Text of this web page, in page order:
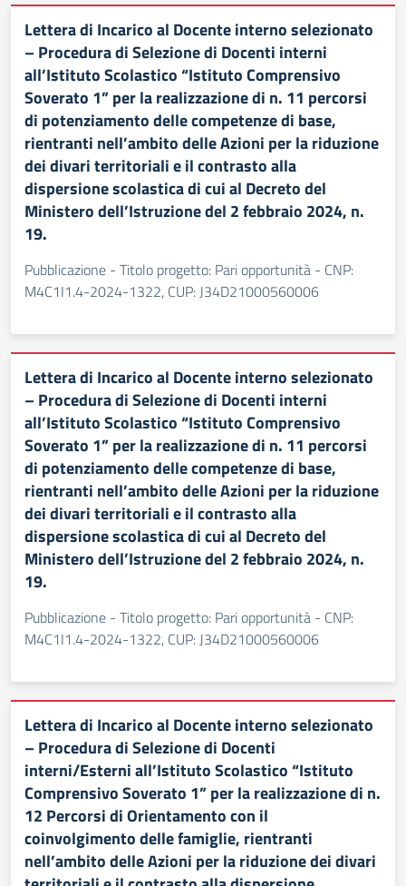
Lettera di Incarico al Docente interno selezionato
– Procedura di Selezione di Docenti interni
all’Istituto Scolastico “Istituto Comprensivo
Soverato 1” per la realizzazione di n. 11 percorsi
di potenziamento delle competenze di base,
rientranti nell’ambito delle Azioni per la riduzione
dei divari territoriali e il contrasto alla
dispersione scolastica di cui al Decreto del
Ministero dell’Istruzione del 2 febbraio 2024, n.
19.
Pubblicazione - Titolo progetto: Pari opportunità - CNP:
M4C1I1.4-2024-1322, CUP: J34D21000560006
Lettera di Incarico al Docente interno selezionato
– Procedura di Selezione di Docenti interni
all’Istituto Scolastico “Istituto Comprensivo
Soverato 1” per la realizzazione di n. 11 percorsi
di potenziamento delle competenze di base,
rientranti nell’ambito delle Azioni per la riduzione
dei divari territoriali e il contrasto alla
dispersione scolastica di cui al Decreto del
Ministero dell’Istruzione del 2 febbraio 2024, n.
19.
Pubblicazione - Titolo progetto: Pari opportunità - CNP:
M4C1I1.4-2024-1322, CUP: J34D21000560006
Lettera di Incarico al Docente interno selezionato
– Procedura di Selezione di Docenti
interni/Esterni all’Istituto Scolastico “Istituto
Comprensivo Soverato 1” per la realizzazione di n.
12 Percorsi di Orientamento con il
coinvolgimento delle famiglie, rientranti
nell’ambito delle Azioni per la riduzione dei divari